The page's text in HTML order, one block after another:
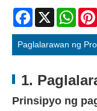
Facebook
X
Paglalarawan ng
1.
Prinsipyo ng